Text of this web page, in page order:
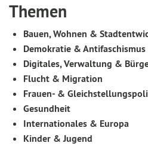
Themen
Bauen, Wohnen &
Demokratie & Antifaschismus
Digitales, Verwaltung &
Flucht & Migration
Frauen- &
Gesundheit
Internationales & Europa
Kinder & Jugend